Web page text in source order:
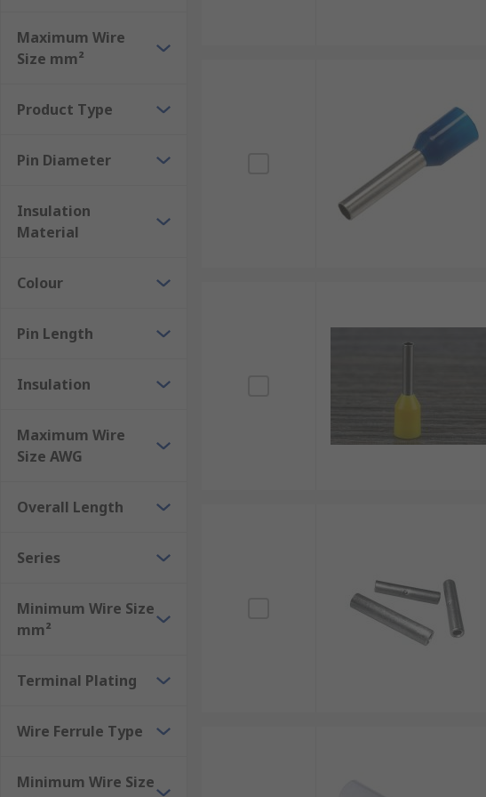
Maximum Wire
Size mm²
Product Type
Pin Diameter
Insulation
Material
Colour
Pin Length
Insulation
Maximum Wire
Size AWG
Overall Length
Series
Minimum Wire Size
mm²
Terminal Plating
Wire Ferrule Type
Minimum Wire Size